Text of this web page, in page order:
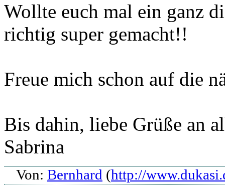
Wollte euch mal ein ganz
richtig super gemacht!!
Freue mich schon auf die
Bis dahin, liebe Grüße an
Sabrina
Von: Bernhard (http://